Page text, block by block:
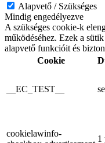
Alapvető / Szükséges
Mindig engedélyezve
A szükséges cookie-k
működéséhez. Ezek a
alapvető funkcióit és
Cookie
__EC_TEST__
cookielawinfo-
1